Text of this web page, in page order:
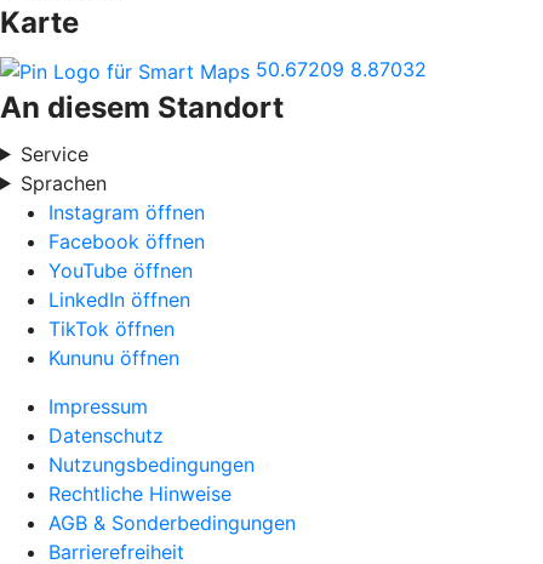
Karte
50.67209 8.87032
An diesem Standort
Service
Sprachen
Instagram öffnen
Facebook öffnen
YouTube öffnen
LinkedIn öffnen
TikTok öffnen
Kununu öffnen
Impressum
Datenschutz
Nutzungsbedingungen
Rechtliche Hinweise
AGB & Sonderbedingungen
Barrierefreiheit